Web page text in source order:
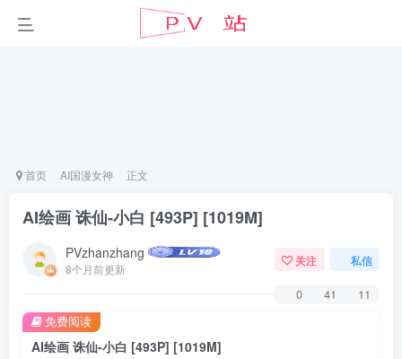
首页 AI国漫女神 正文
AI绘画 诛仙-小白 [493P] [1019M]
PVzhanzhang
8个月前更新
关注 私信
0 41 11
AI绘画 诛仙-小白 [493P] [1019M]
免费阅读